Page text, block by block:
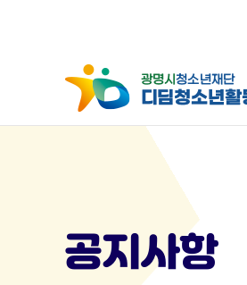
공지사항